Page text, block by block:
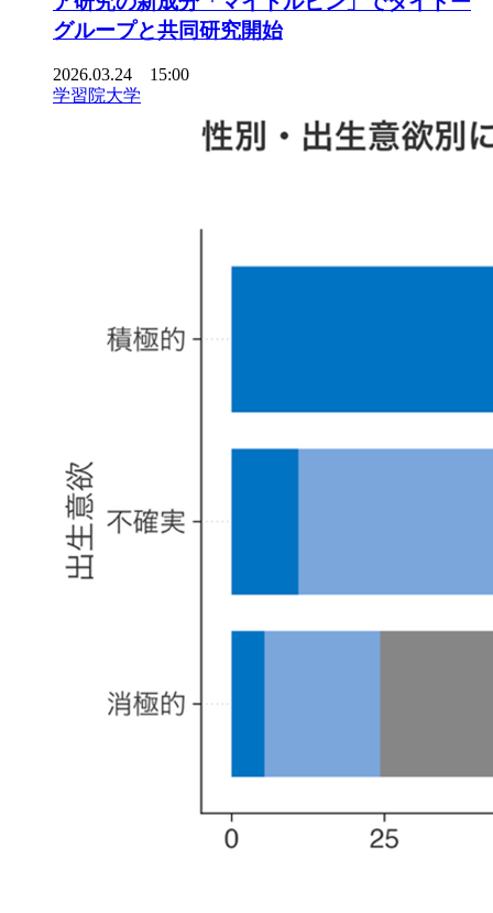
グループと共同研究開始
2026.03.24 15:00
学習院大学